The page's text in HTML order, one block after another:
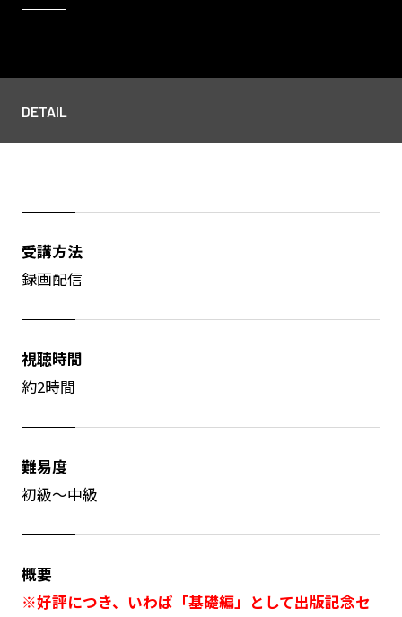
DETAIL
受講方法
録画配信
視聴時間
約2時間
難易度
初級～中級
概要
※好評につき、いわば「基礎編」として出版記念セ